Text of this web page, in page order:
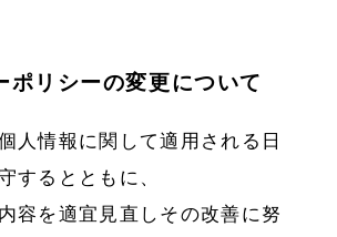
ポリシーの変更について
人情報に関して適用される日
するとともに、
容を適宜見直しその改善に努